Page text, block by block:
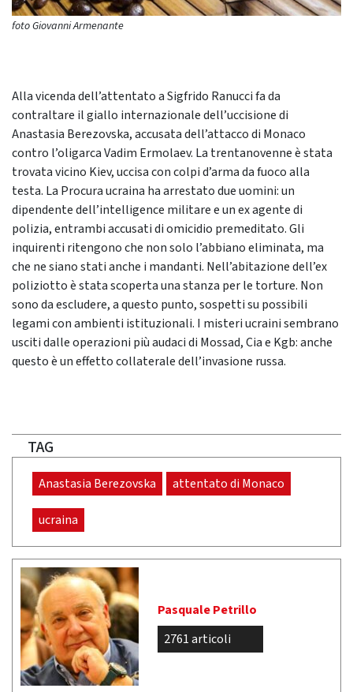
foto Giovanni Armenante
Alla vicenda dell’attentato a Sigfrido Ranucci fa da
contraltare il giallo internazionale dell’uccisione di
Anastasia Berezovska, accusata dell’attacco di Monaco
contro l’oligarca Vadim Ermolaev. La trentanovenne è stata
trovata vicino Kiev, uccisa con colpi d’arma da fuoco alla
testa. La Procura ucraina ha arrestato due uomini: un
dipendente dell’intelligence militare e un ex agente di
polizia, entrambi accusati di omicidio premeditato. Gli
inquirenti ritengono che non solo l’abbiano eliminata, ma
che ne siano stati anche i mandanti. Nell’abitazione dell’ex
poliziotto è stata scoperta una stanza per le torture. Non
sono da escludere, a questo punto, sospetti su possibili
legami con ambienti istituzionali. I misteri ucraini sembrano
usciti dalle operazioni più audaci di Mossad, Cia e Kgb: anche
questo è un effetto collaterale dell’invasione russa.
TAG
Anastasia Berezovska attentato di Monaco
ucraina
Pasquale Petrillo
2761 articoli